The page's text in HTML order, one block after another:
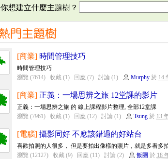
你想建立什麼主題樹？
[商業] 時間管理技巧
時間管理技巧
瀏覽 (7614)
收藏 (1) 回應 (7) 討論 (1) Murphy於 14
[商業] 正義：一場思辨之旅 12堂課的影片
正義：一場思辨之旅 的 線上課程影片整理, 全部12堂課
瀏覽 (7961)
收藏 (1) 回應 (12) 討論 (1) Tsung於 13
[電腦] 攝影同好 不應該錯過的好站台
喜歡拍照的人很多， 但是要拍出像樣的照片，就是多看多
瀏覽 (12127)
收藏 (9) 回應 (11) 討論 (2) 飯團 於 18